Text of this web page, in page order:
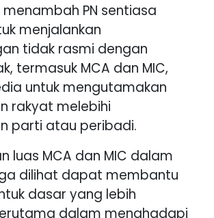
PN sentiasa
menjalankan
tidak rasmi dengan
termasuk MCA dan MIC,
untuk mengutamakan
rakyat melebihi
parti atau peribadi.
luas MCA dan MIC dalam
dilihat dapat membantu
dasar yang lebih
dalam menghadapi